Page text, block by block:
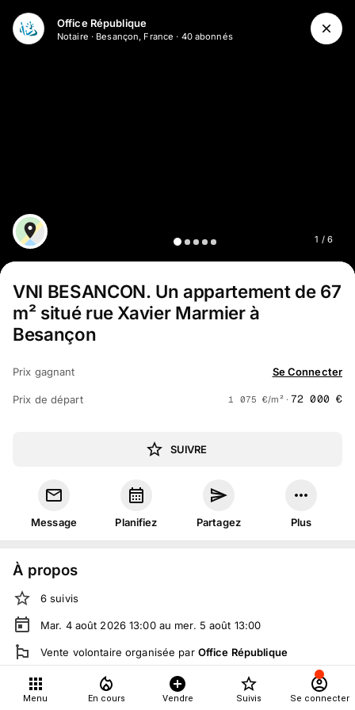
1 / 6
Office République
Notaire · Besançon, France · 40abonnés
VNI BESANCON. Un appartement de 67
m² situé rue Xavier Marmier à
Besançon
Prix gagnant Se Connecter
Prix de départ 1 075 €/m² ·72 000 €
SUIVRE
Message Planifiez Partagez Plus
À propos
6 suivis
Mar. 4 août 2026 13:00 au mer. 5 août 13:00
Vente volontaire organisée par Office République
Tout le monde peut participer
Menu En cours Vendre Suivis Se connecter